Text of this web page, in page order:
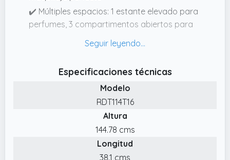
✔️ Múltiples espacios: 1 estante elevado para
perfumes, 3 compartimentos abiertos para
secadores y planchas de pelo, y 1 encimera
para guardar tus cosas de belleza
✔️ Dispositivo de fijación para mayor
seguridad: Fija la mesa de maquillaje a la
pared con el dispositivo de fijación incluido
para crear un entorno más seguro
✔️ Moderno y minimalista: Descubre la
Colección KAILYN. Una mezcla equilibrada de
Especificaciones técnicas
Modelo
RDT114T16
Altura
144.78 cms
Longitud
38.1 cms